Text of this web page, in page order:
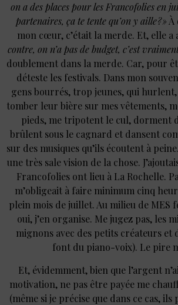
on a des places pour les Francofolies en
partenaires, ça te tente qu’on y aille ? »À
mon cœur, c’était la merde. Et, elle a
contre, on n’a pas de budget, c’est
doublement dans la merde. Car, pour
déteste les festivals. Dans mon
gens bourrés, trop jeunes, qui
tomber leur bière sur mes vêtements,
pieds, me tripotent le cul, dorment
brûlent sous le cagnard et dansent
sur des musiques qu’ils écoutent à
une très sale vision de la chose.
Francofolies ont lieu à La Rochelle.
m’obligeait à faire minimum cinq
plein mois de juillet. Au milieu de MES
oui, j’en organise. Me jugez pas, les
mignons avec des petits créateurs et
font du piano-voix). Le pire
Et, évidemment, bien que l’argent
motivation, ne pas être payée me
(même si je précise que dans ce cas,